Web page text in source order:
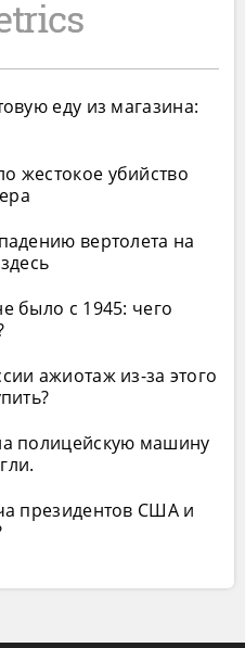
еду из магазина:
жестокое убийство
вертолета на
было с 1945: чего
ажиотаж из-за этого
полицейскую машину
президентов США и